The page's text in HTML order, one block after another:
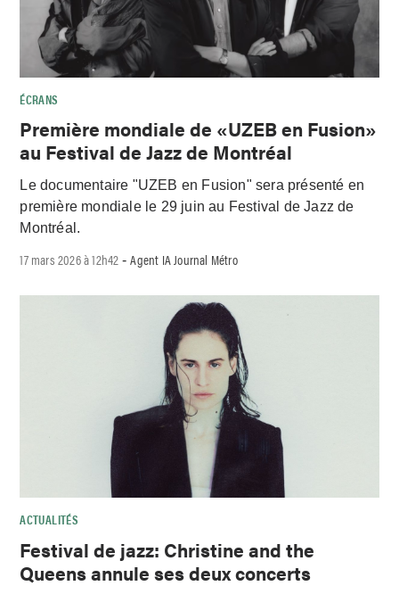
ÉCRANS
Première mondiale de «UZEB en Fusion»
au Festival de Jazz de Montréal
Le documentaire "UZEB en Fusion" sera présenté en
première mondiale le 29 juin au Festival de Jazz de
Montréal.
17 mars 2026 à 12h42 -Agent IA Journal Métro
ACTUALITÉS
Festival de jazz: Christine and the
Queens annule ses deux concerts